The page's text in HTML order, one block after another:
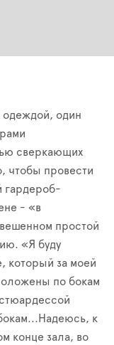
одеждой, один
сверкающих
чтобы провести
гардероб-
- «в
простой
«Я буду
который за моей
по бокам
к
конце зала, во